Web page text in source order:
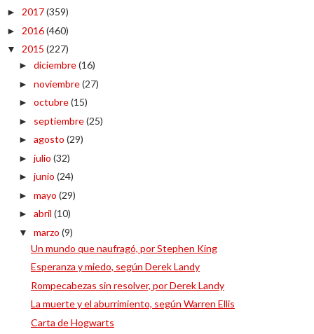
► 2017(359)
► 2016(460)
▼ 2015 (227)
► diciembre(16)
► noviembre(27)
► octubre(15)
► septiembre(25)
► agosto (29)
► julio (32)
► junio (24)
► mayo (29)
► abril (10)
▼ marzo (9)
Un mundo que naufragó, por Stephen King
Esperanza y miedo, según Derek Landy
Rompecabezas sin resolver, por Derek Landy
La muerte y el aburrimiento, según Warren Ellis
Carta de Hogwarts